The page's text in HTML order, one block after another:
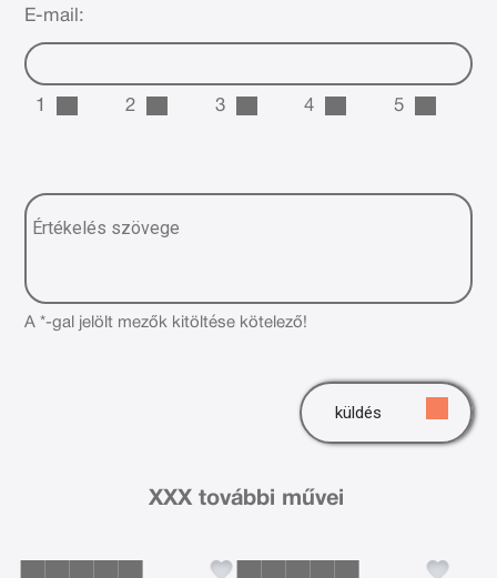
E-mail:
1 2 3 4 5
A *-gal jelölt mezők kitöltése kötelező!
küldés
XXX további művei